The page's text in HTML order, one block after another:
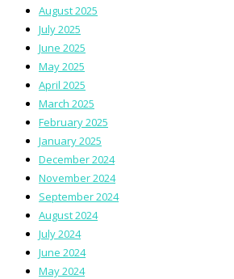
August 2025
July 2025
June 2025
May 2025
April 2025
March 2025
February 2025
January 2025
December 2024
November 2024
September 2024
August 2024
July 2024
June 2024
May 2024